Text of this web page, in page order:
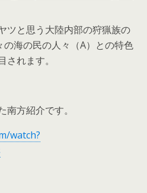
ツと思う大陸内部の狩猟族の
海の民の人々（A）との特色
されます。
方紹介です。
watch?